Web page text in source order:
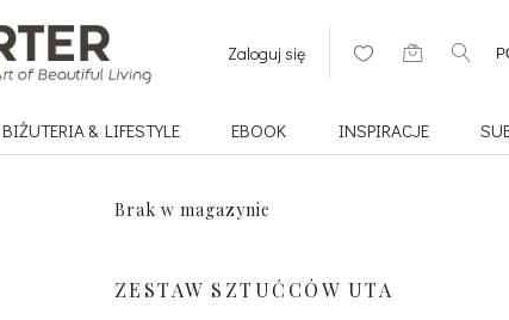
Zaloguj się
BIŻUTERIA & LIFESTYLE EBOOK INSPIRACJE
ZESTAW SZTUĆCÓW UTA
Brak w magazynie